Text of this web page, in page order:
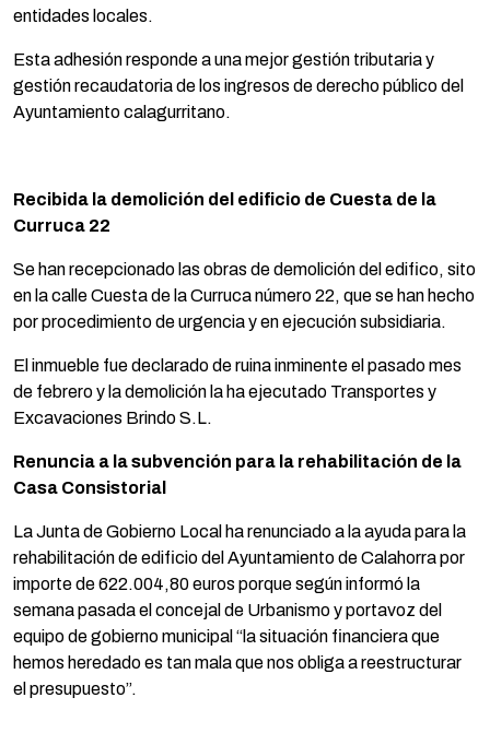
entidades locales.
Esta adhesión responde a una mejor gestión tributaria y
gestión recaudatoria de los ingresos de derecho público del
Ayuntamiento calagurritano.
Recibida la demolición del edificio de Cuesta de la
Curruca 22
Se han recepcionado las obras de demolición del edifico, sito
en la calle Cuesta de la Curruca número 22, que se han hecho
por procedimiento de urgencia y en ejecución subsidiaria.
El inmueble fue declarado de ruina inminente el pasado mes
de febrero y la demolición la ha ejecutado Transportes y
Excavaciones Brindo S.L.
Renuncia a la subvención para la rehabilitación de la
Casa Consistorial
La Junta de Gobierno Local ha renunciado a la ayuda para la
rehabilitación de edificio del Ayuntamiento de Calahorra por
importe de 622.004,80 euros porque según informó la
semana pasada el concejal de Urbanismo y portavoz del
equipo de gobierno municipal “la situación financiera que
hemos heredado es tan mala que nos obliga a reestructurar
el presupuesto”.